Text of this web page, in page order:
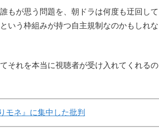
もが思う問題を、朝ドラは何度も迂回して
いう枠組みが持つ自主規制なのかもしれな
それを本当に視聴者が受け入れてくれるの
モネ』に集中した批判